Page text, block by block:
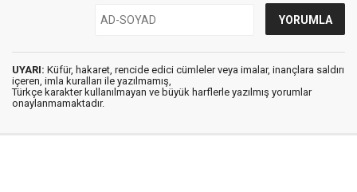
UYARI: Küfür, hakaret, rencide edici cümleler veya imalar, inançlara saldırı
içeren, imla kuralları ile yazılmamış,
Türkçe karakter kullanılmayan ve büyük harflerle yazılmış yorumlar
onaylanmamaktadır.